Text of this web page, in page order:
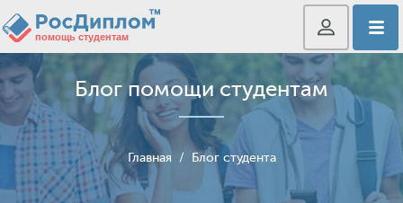
Блог помощи студентам
Главная / Блог студента